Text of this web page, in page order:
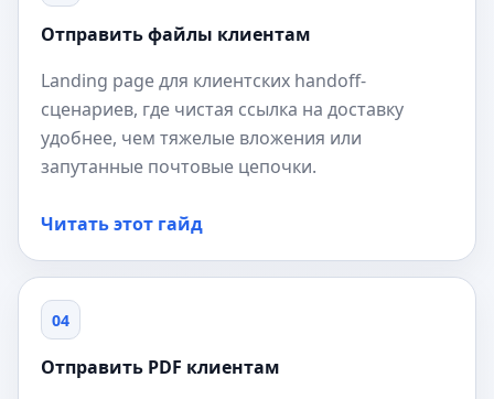
Отправить файлы клиентам
Landing page для клиентских handoff-
сценариев, где чистая ссылка на доставку
удобнее, чем тяжелые вложения или
запутанные почтовые цепочки.
Читать этот гайд
04
Отправить PDF клиентам